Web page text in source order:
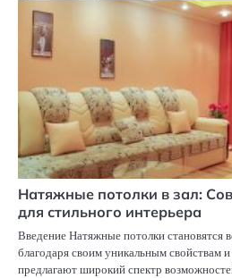
Натяжные потолки в зал:
для стильного интерьера
Введение Натяжные потолки становятся
благодаря своим уникальным свойствам
предлагают широкий спектр